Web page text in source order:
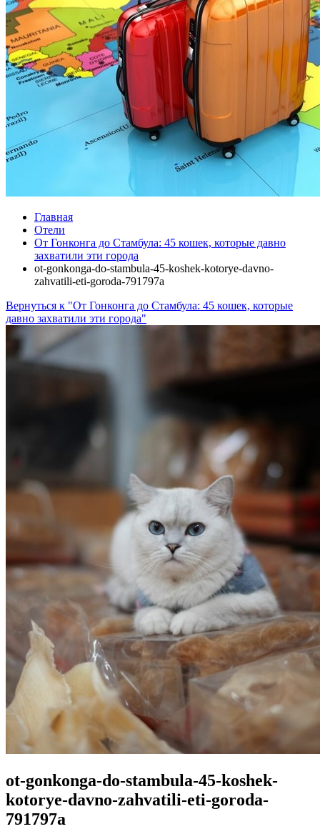
Главная
Отели
От Гонконга до Стамбула: 45 кошек, которые давно
захватили эти города
ot-gonkonga-do-stambula-45-koshek-kotorye-davno-
zahvatili-eti-goroda-791797a
Вернуться к "От Гонконга до Стамбула: 45 кошек, которые
давно захватили эти города"
ot-gonkonga-do-stambula-45-koshek-
kotorye-davno-zahvatili-eti-goroda-
791797a